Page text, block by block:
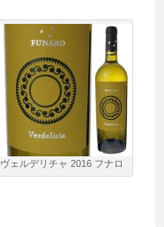
ヴェルデリチャ 2016 フナロ